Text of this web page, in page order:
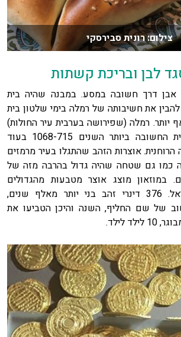
רונית סבירסקי
לבן ובריכת קשתות
אבן דרך חשובה במסע. במבנה שהיה בית
להבין את חשיבותה של רמלה בימי שלטון בית
יותר. רמלה (שפירושה בערבית עיר החולות)
הייתה העיר המסחרית החשובה ביותר השנים 1068-715 בעוד
הרוחנית. אוצרות הזהב שהתגלו בעיר מרמזים
כמו גם שטחה שהיה גדול בהרבה מזה של
במוזאון מוצג אוצר מטבעות מהגדולים
שהתגלו בארץ ישראל. 376 דינרי זהב בני יותר מאלף שנים,
של שם החליף, השנה והיכן הטביעו את